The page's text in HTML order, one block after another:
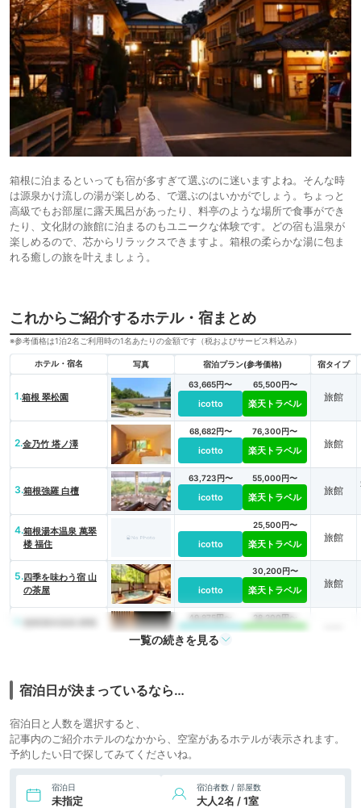
箱根に泊まるといっても宿が多すぎて選ぶのに迷いますよね。そんな時
は源泉かけ流しの湯が楽しめる、で選ぶのはいかがでしょう。ちょっと
高級でもお部屋に露天風呂があったり、料亭のような場所で食事ができ
たり、文化財の旅館に泊まるのもユニークな体験です。どの宿も温泉が
楽しめるので、芯からリラックスできますよ。箱根の柔らかな湯に包ま
れる癒しの旅を叶えましょう。
これからご紹介するホテル・宿まとめ
※参考価格は1泊2名ご利用時の1名あたりの金額です（税およびサービス料込み）
ホテル・宿名 写真 宿泊プラン(参考価格) 宿タイプ
1.箱根 翠松園
63,665円〜
icotto
65,500円〜
楽天トラベル
旅館
2.金乃竹 塔ノ澤
68,682円〜
icotto
76,300円〜
楽天トラベル
旅館
3.箱根強羅 白檀
63,723円〜
icotto
55,000円〜
楽天トラベル
旅館
4.箱根湯本温泉 萬翠
楼 福住
icotto
25,500円〜
楽天トラベル
旅館
5.四季を味わう宿 山
の茶屋
icotto
30,200円〜
楽天トラベル
旅館
49,875円〜
icotto
28,200円〜
一覧の続きを見る
宿泊日が決まっているなら…
宿泊日と人数を選択すると、
記事内のご紹介ホテルのなかから、空室があるホテルが表示されます。
予約したい日で探してみてくださいね。
宿泊日
未指定
宿泊者数 / 部屋数
大人2名 / 1室